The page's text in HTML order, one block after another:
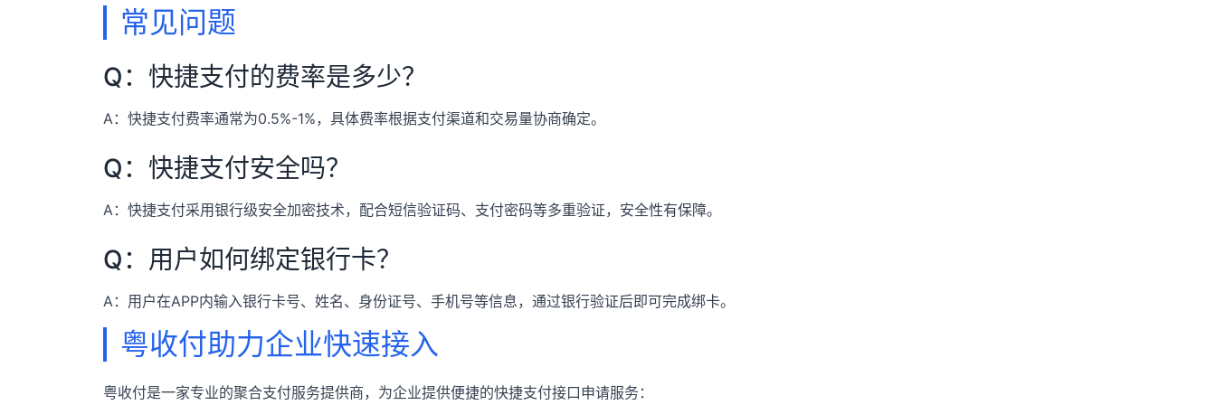
常见问题
Q：快捷支付的费率是多少？
A：快捷支付费率通常为0.5%-1%，具体费率根据支付渠道和交易量协商确定。
Q：快捷支付安全吗？
A：快捷支付采用银行级安全加密技术，配合短信验证码、支付密码等多重验证，安全性有保障。
Q：用户如何绑定银行卡？
A：用户在APP内输入银行卡号、姓名、身份证号、手机号等信息，通过银行验证后即可完成绑卡。
粤收付助力企业快速接入
粤收付是一家专业的聚合支付服务提供商，为企业提供便捷的快捷支付接口申请服务：